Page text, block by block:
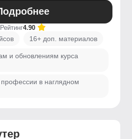
Рейтинг4.90
16+ доп. материалов
и обновлениям курса
в наглядном